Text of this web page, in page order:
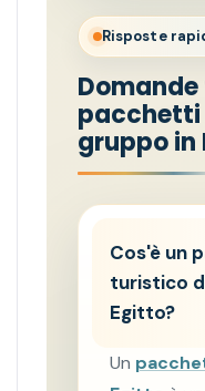
Risposte
gruppo in
Cos'è un
turistico
Egitto?
Un